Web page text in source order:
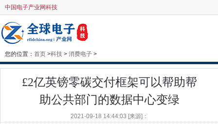
中国电子产业网科技
您的位置： 首页 >科技 > 消费电子 >
£2亿英镑零碳交付框架可以帮助帮
助公共部门的数据中心变绿
2021-09-18 14:44:03 [来源]：